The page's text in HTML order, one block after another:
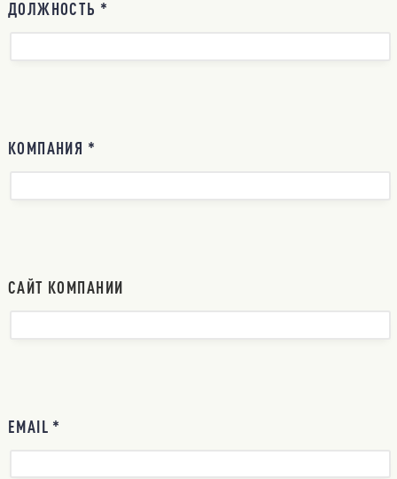
ДОЛЖНОСТЬ *
КОМПАНИЯ *
САЙТ КОМПАНИИ
EMAIL *